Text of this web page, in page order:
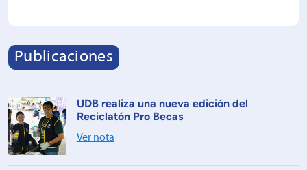
Publicaciones
UDB realiza una nueva edición del
Reciclatón Pro Becas
Ver nota